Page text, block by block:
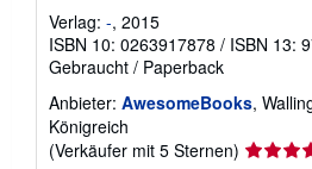
Verlag: -, 2015
ISBN 10: 0263917878 / ISBN 13:
Gebraucht / Paperback
Anbieter: AwesomeBooks,
Königreich
(Verkäufer mit 5 Sternen)